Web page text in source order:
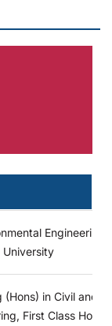
Engineering,
University
in Civil and
First Class